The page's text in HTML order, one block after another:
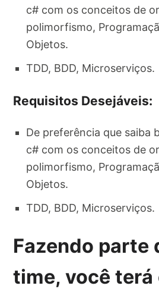
c# com os conceitos de
polimorfismo,
Objetos.
TDD, BDD, Microserviços.
Requisitos Desejáveis:
De preferência que saiba
c# com os conceitos de
polimorfismo,
Objetos.
TDD, BDD, Microserviços.
Fazendo parte
time, você terá